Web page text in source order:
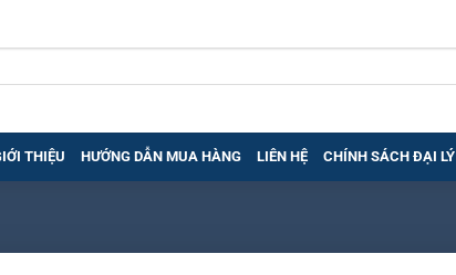
THIỆU HƯỚNG DẪN MUA HÀNG LIÊN HỆ CHÍNH SÁCH ĐẠI LÝ